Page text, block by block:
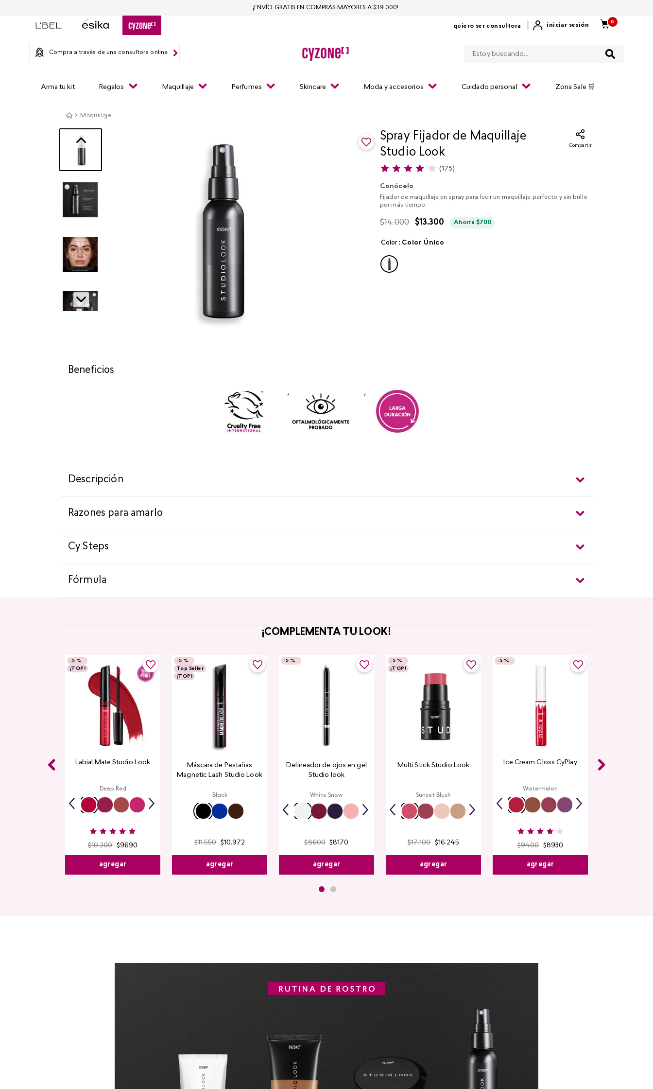
quiero ser consultora iniciar sesión
0
Compra a través de una consultora online
Arma tu kit Regalos Maquillaje Perfumes Skincare Moda y accesorios Cuidado personal Zona Sale 🛒
¡ENVÍO GRATIS EN COMPRAS MAYORES A $39.000!
Maquillaje
Spray Fijador de Maquillaje
Studio Look
Compartir
(175)
Conócelo
Fijador de maquillaje en spray para lucir un maquillaje perfecto y sin brillo
por más tiempo.
$14.000 $13.300 Ahorra$700
Color : color único
Beneficios
, ,
Descripción
Razones para amarlo
Cy Steps
Fórmula
¡COMPLEMENTA TU LOOK!
-5 %
¡TOP!
Labial Mate Studio Look
Deep Red
$10.200 $9690
agregar
-5 %
Top Seller
¡TOP!
Máscara de Pestañas
Magnetic Lash Studio Look
Black
$11.550 $10.972
agregar
-5 %
Delineador de ojos en gel
Studio look
White Snow
$8600 $8170
agregar
-5 %
¡TOP!
Multi Stick Studio Look
Sunset Blush
$17.100 $16.245
agregar
-5 %
Ice Cream Gloss CyPlay
Watermelon
$9400 $8930
agregar